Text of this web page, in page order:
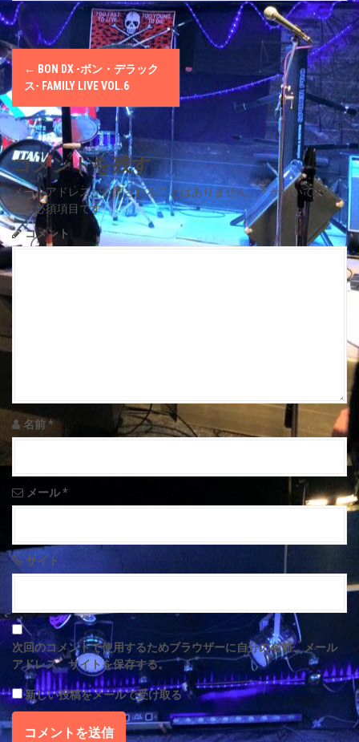
P
o
s
t
n
a
v
i
g
a
i
o
n
← BON DX -ボン・デラック
ス- FAMILY LIVE VOL.6
コメントを残す
メールアドレスが公開されることはありません。*が付いている
欄は必須項目です
コメント
名前*
メール*
サイト
次回のコメントで使用するためブラウザーに自分の名前、メール
アドレス、サイトを保存する。
新しい投稿をメールで受け取る